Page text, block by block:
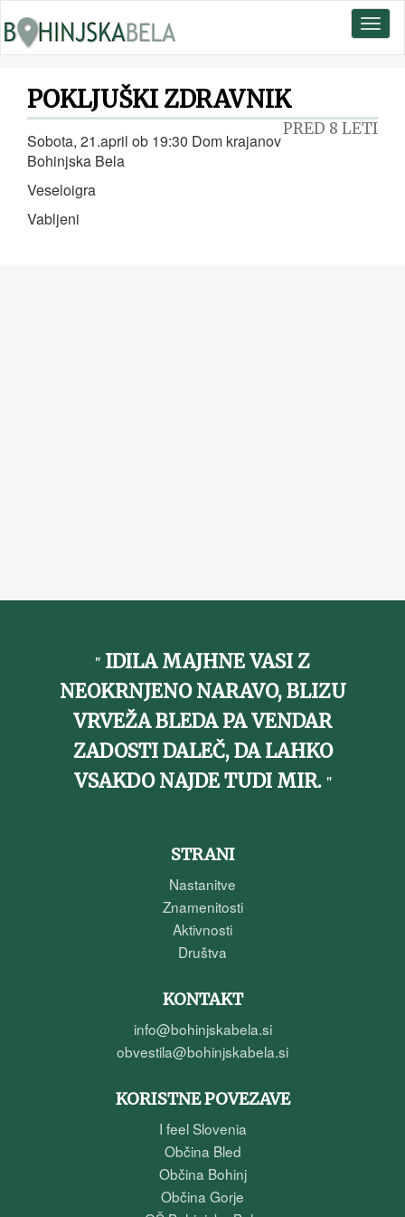
POKLJUŠKI ZDRAVNIK
PRED 8 LETI
Sobota, 21.april ob 19:30 Dom krajanov
Bohinjska Bela
Veseloigra
Vabljeni
IDILA MAJHNE VASI Z
NEOKRNJENO NARAVO, BLIZU
VRVEŽA BLEDA PA VENDAR
ZADOSTI DALEČ, DA LAHKO
VSAKDO NAJDE TUDI MIR.
STRANI
Nastanitve
Znamenitosti
Aktivnosti
Društva
KONTAKT
info@bohinjskabela.si
obvestila@bohinjskabela.si
KORISTNE POVEZAVE
I feel Slovenia
Občina Bled
Občina Bohinj
Občina Gorje